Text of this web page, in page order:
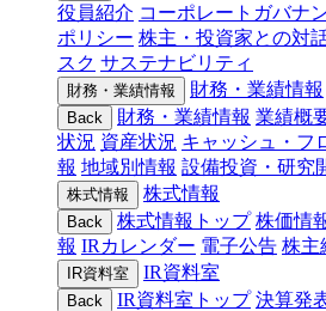
役員紹介 コーポレートガバナ
ポリシー 株主・投資家との対
スク サステナビリティ
財務・業績情報 財務・業績情報
Back 財務・業績情報 業績概
状況 資産状況 キャッシュ・フ
報 地域別情報 設備投資・研究
株式情報 株式情報
Back 株式情報トップ 株価情
報 IRカレンダー 電子公告 株主
IR資料室 IR資料室
Back IR資料室トップ 決算発